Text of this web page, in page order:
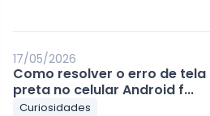
17/05/2026
Como resolver o erro de tela
preta no celular Android f...
Curiosidades